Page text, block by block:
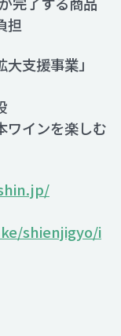
担
支援事業」
インを楽しむ
shienjigyo/i